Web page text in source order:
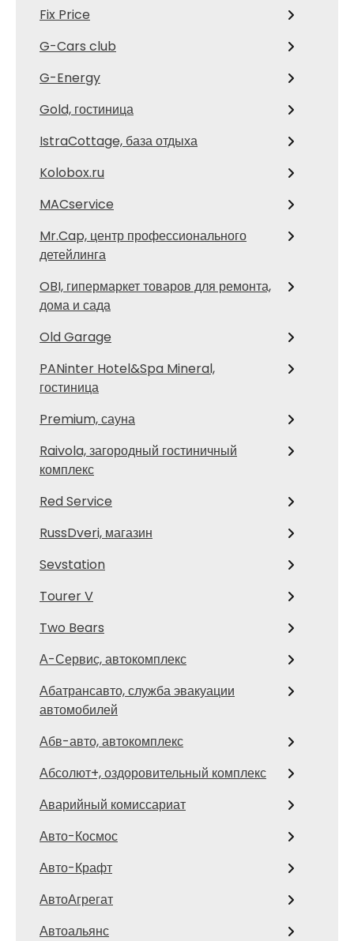
Fix Price
G-Cars club
G-Energy
Gold, гостиница
IstraCottage, база отдыха
Kolobox.ru
MACservice
Mr.Cap, центр профессионального
детейлинга
OBI, гипермаркет товаров для ремонта,
дома и сада
Old Garage
PANinter Hotel&Spa Mineral,
гостиница
Premium, сауна
Raivola, загородный гостиничный
комплекс
Red Service
RussDveri, магазин
Sevstation
Tourer V
Two Bears
А-Сервис, автокомплекс
Абатрансавто, служба эвакуации
автомобилей
Абв-авто, автокомплекс
Абсолют+, оздоровительный комплекс
Аварийный комиссариат
Авто-Космос
Авто-Крафт
АвтоАгрегат
Автоальянс